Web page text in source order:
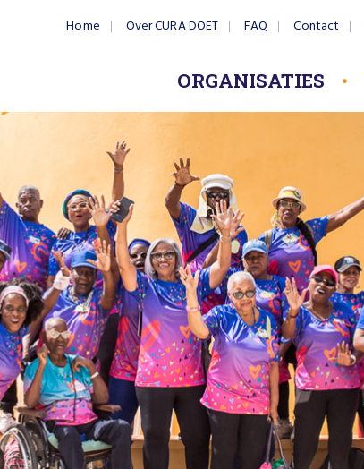
ORGANISATIES
Home Over CURA DOET FAQ Contact